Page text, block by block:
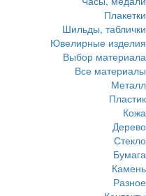
Плакетки
Шильды, таблички
Ювелирные изделия
Выбор материала
Все материалы
Металл
Пластик
Кожа
Дерево
Стекло
Бумага
Камень
Разное